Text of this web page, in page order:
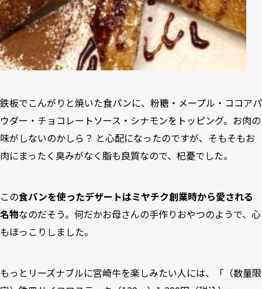
鉄板でこんがりと焼いた食パンに、粉糖・メープル・ココアパ
ウダー・チョコレートソース・シナモンをトッピング。お肉の
味がしないのかしら？ と心配になったのですが、そもそもお
肉にまったく臭みがなく脂も良質なので、杞憂でした。
この食パンを使ったデザートはミヤチク創業時から愛される
名物なのだそう。何だかお母さんの手作りおやつのようで、心
もほっこりしました。
もっとリーズナブルに宮崎牛を楽しみたい人には、「（数量限